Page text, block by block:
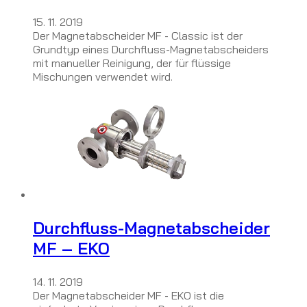
15. 11. 2019
Der Magnetabscheider MF - Classic ist der
Grundtyp eines Durchfluss-Magnetabscheiders
mit manueller Reinigung, der für flüssige
Mischungen verwendet wird.
Durchfluss-Magnetabscheider
MF – EKO
14. 11. 2019
Der Magnetabscheider MF - EKO ist die